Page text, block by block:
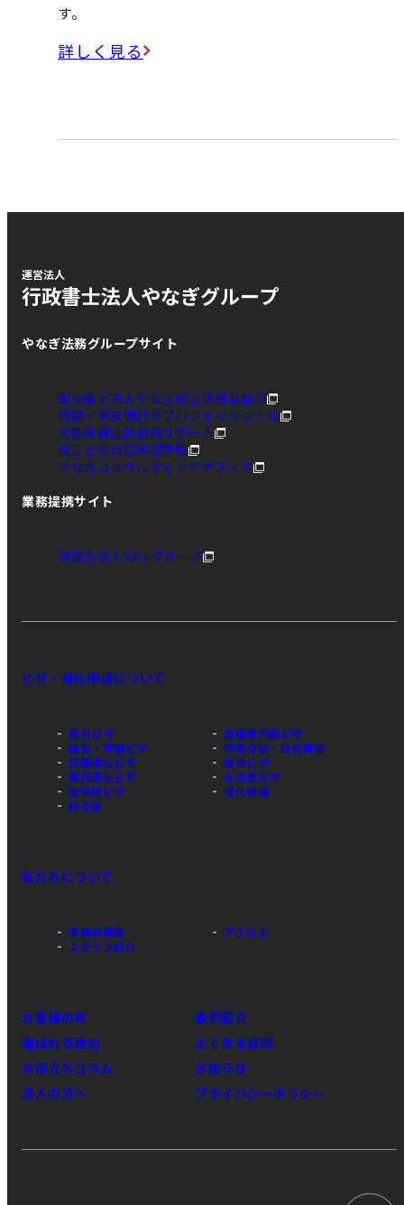
す。
詳しく見る
運営法人
行政書士法人やなぎグループ
やなぎ法務グループサイト
司法書士法人やなぎ総合法務事務所
相続・家族信託のプロフェッショナル
大阪家族信託相続サポート
桜ことのは日本語学院
やなぎコンサルティングオフィス
業務提携サイト
税理士法人KAJIグループ
ビザ・帰化申請について
就労ビザ
高度専門職ビザ
経営・管理ビザ
特定技能・技能実習
短期滞在ビザ
留学ビザ
家族滞在ビザ
永住者ビザ
配偶者ビザ
帰化申請
料金表
私たちについて
事務所概要
アクセス
スタッフ紹介
お客様の声
事例紹介
選ばれる理由
よくある質問
お役立ちコラム
お知らせ
法人の方へ
プライバシーポリシー